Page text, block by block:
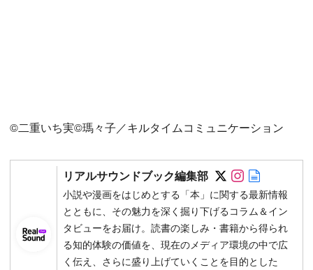
©二重いち実©瑪々子／キルタイムコミュニケーション
リアルサウンドブック編集部 Follow on
Follow on
小説や漫画をはじめとする「本」に関する最新情報
とともに、その魅力を深く掘り下げるコラム＆イン
タビューをお届け。読書の楽しみ・書籍から得られ
る知的体験の価値を、現在のメディア環境の中で広
く伝え、さらに盛り上げていくことを目的とした